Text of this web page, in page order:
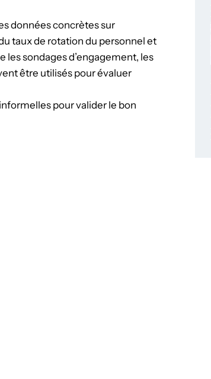
données concrètes sur
taux de rotation du personnel et
les sondages d’engagement, les
être utilisés pour évaluer
pour valider le bon